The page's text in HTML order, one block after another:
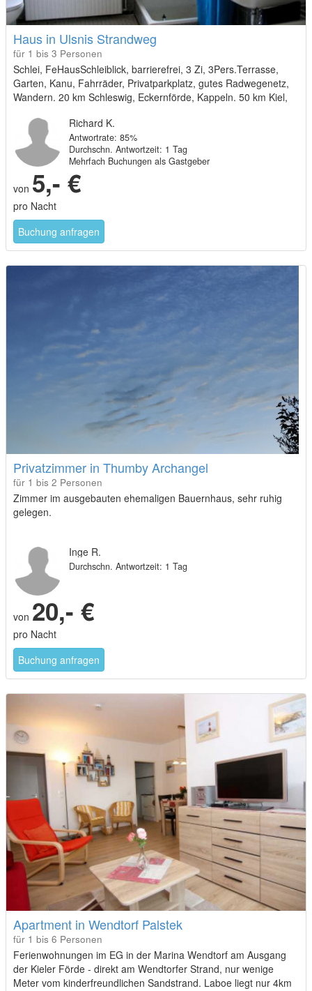
Haus in Ulsnis Strandweg
für 1 bis 3 Personen
Schlei, FeHausSchleiblick, barrierefrei, 3 Zi, 3Pers.Terrasse,
Garten, Kanu, Fahrräder, Privatparkplatz, gutes Radwegenetz,
Wandern. 20 km Schleswig, Eckernförde, Kappeln. 50 km Kiel,
Richard K.
Antwortrate: 85%
Durchschn. Antwortzeit: 1 Tag
Mehrfach Buchungen als Gastgeber
von 5,- €
pro Nacht
Buchung anfragen
Privatzimmer in Thumby Archangel
für 1 bis 2 Personen
Zimmer im ausgebauten ehemaligen Bauernhaus, sehr ruhig
gelegen.
Inge R.
Durchschn. Antwortzeit: 1 Tag
von 20,- €
pro Nacht
Buchung anfragen
Apartment in Wendtorf Palstek
für 1 bis 6 Personen
Ferienwohnungen im EG in der Marina Wendtorf am Ausgang
der Kieler Förde - direkt am Wendtorfer Strand, nur wenige
Meter vom kinderfreundlichen Sandstrand. Laboe liegt nur 4km